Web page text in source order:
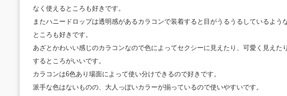
なく使えるところも好きです。
またハニードロップは透明感があるカラコンで装着すると目がうるうるしているよう
ところも好きです。
あざとかわいい感じのカラコンなので色によってセクシーに見えたり、可愛く見えた
するところがいいです。
カラコンは6色あり場面によって使い分けできるので好きです。
派手な色はないものの、大人っぽいカラーが揃っているので使いやすいです。